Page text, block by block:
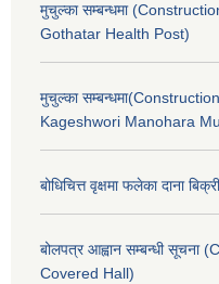
मुचुल्का सम्बन्धमा
Gothatar Health Post)
मुचुल्का
Kageshwori Manohara
बोधिचित्त वृक्षमा फलेका दाना
बोलपत्र आह्वान सम्बन्धी
Covered Hall)